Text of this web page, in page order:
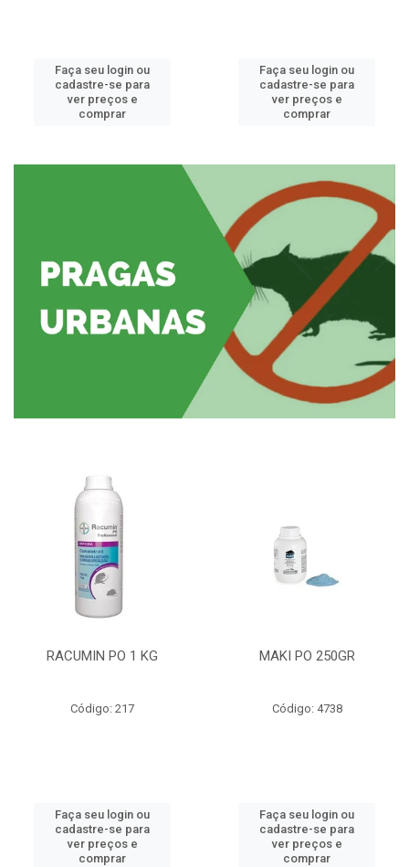
Faça seu login ou
cadastre-se para
ver preços e
comprar
Faça seu login ou
cadastre-se para
ver preços e
comprar
RACUMIN PO 1 KG
Código: 217
Faça seu login ou
cadastre-se para
ver preços e
comprar
MAKI PO 250GR
Código: 4738
Faça seu login ou
cadastre-se para
ver preços e
comprar